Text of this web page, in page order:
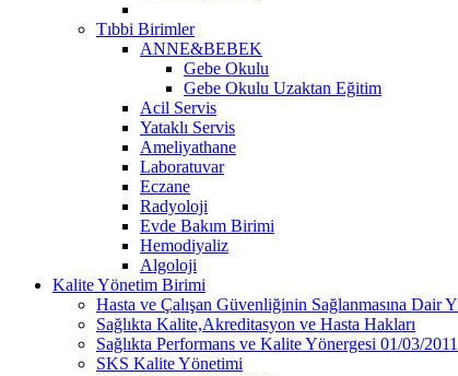
Tıbbi Birimler
ANNE&BEBEK
Gebe Okulu
Gebe Okulu Uzaktan Eğitim
Acil Servis
Yataklı Servis
Ameliyathane
Laboratuvar
Eczane
Radyoloji
Evde Bakım Birimi
Hemodiyaliz
Algoloji
Kalite Yönetim Birimi
Hasta ve Çalışan Güvenliğinin Sağlanmasına Dair
Sağlıkta Kalite,Akreditasyon ve Hasta Hakları
Sağlıkta Performans ve Kalite Yönergesi 01/03/2011
SKS Kalite Yönetimi